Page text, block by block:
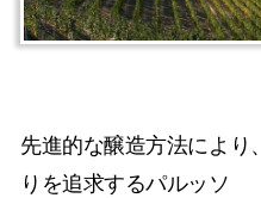
先進的な醸造方法により
りを追求するパルッソ